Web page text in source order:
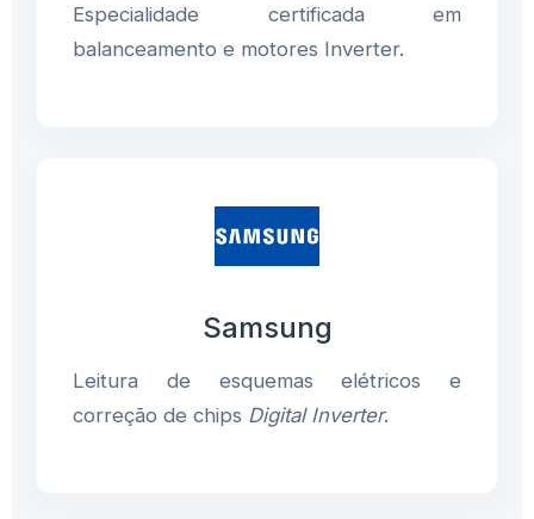
Especialidade certificada em
balanceamento e motores Inverter.
Samsung
Leitura de esquemas elétricos e
correção de chips Digital Inverter.